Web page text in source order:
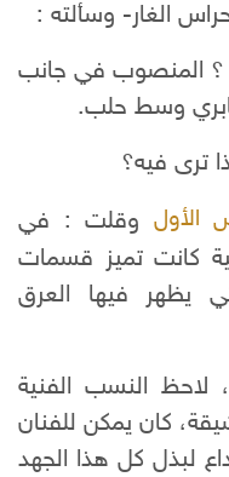
الغار- وسألته :
؟ المنصوب في جانب
وسط حلب.
فيه؟
الأولوقلت : في
كانت تميز قسمات
يظهر فيها العرق
لاحظ النسب الفنية
كان يمكن للفنان
لبذل كل هذا الجهد